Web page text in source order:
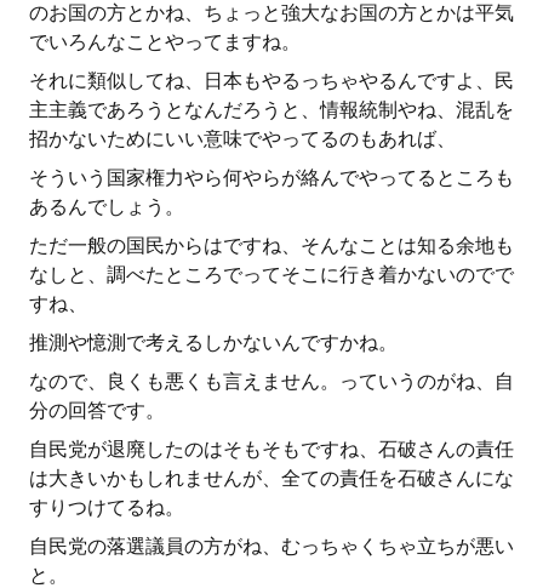
のお国の方とかね、ちょっと強大なお国の方とかは平気
でいろんなことやってますね。
それに類似してね、日本もやるっちゃやるんですよ、民
主主義であろうとなんだろうと、情報統制やね、混乱を
招かないためにいい意味でやってるのもあれば、
そういう国家権力やら何やらが絡んでやってるところも
あるんでしょう。
ただ一般の国民からはですね、そんなことは知る余地も
なしと、調べたところでってそこに行き着かないのでで
すね、
推測や憶測で考えるしかないんですかね。
なので、良くも悪くも言えません。っていうのがね、自
分の回答です。
自民党が退廃したのはそもそもですね、石破さんの責任
は大きいかもしれませんが、全ての責任を石破さんにな
すりつけてるね。
自民党の落選議員の方がね、むっちゃくちゃ立ちが悪い
と。